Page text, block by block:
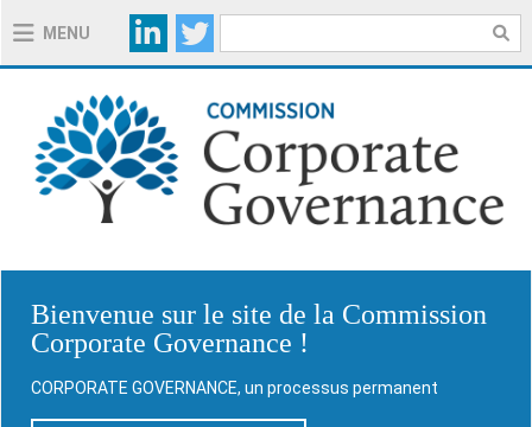
MENU
Bienvenue sur le site de la Commission
Corporate Governance !
CORPORATE GOVERNANCE, un processus permanent
A PROPOS DE LA COMMISSION
A PROPOS DU CODE 2020
NOTES EXPLICATIVES CODE 2020
OUTILS PRATIQUES
RÉGLEMENTATION